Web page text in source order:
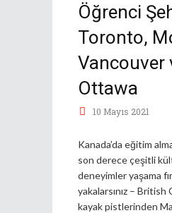
Öğrenci
Toronto,
Vancouver
Ottawa
10 Mayıs 2021
Kanada’da eğitim
son derece çeşitli
deneyimler yaşama
yakalarsınız – British
kayak pistlerinden